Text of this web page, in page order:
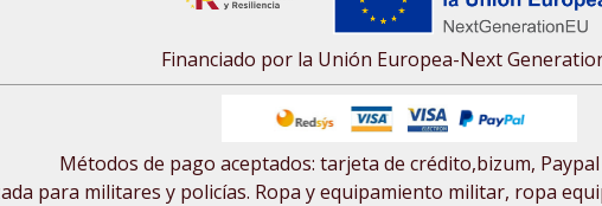
Financiado por la Unión Europea-Next
Métodos de pago aceptados: tarjeta de crédito,bizum,
para militares y policías. Ropa y equipamiento militar, ropa